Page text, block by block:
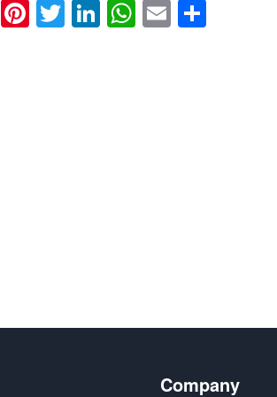
Facebook
Pinterest
Twitter
LinkedIn
WhatsApp
Email
Company